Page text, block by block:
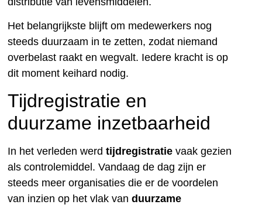
Het belangrijkste blijft om medewerkers nog
steeds duurzaam in te zetten, zodat niemand
overbelast raakt en wegvalt. Iedere kracht is op
dit moment keihard nodig.
Tijdregistratie en
duurzame inzetbaarheid
In het verleden werdtijdregistratie vaak gezien
als controlemiddel. Vandaag de dag zijn er
steeds meer organisaties die er de voordelen
van inzien op het vlak vanduurzame